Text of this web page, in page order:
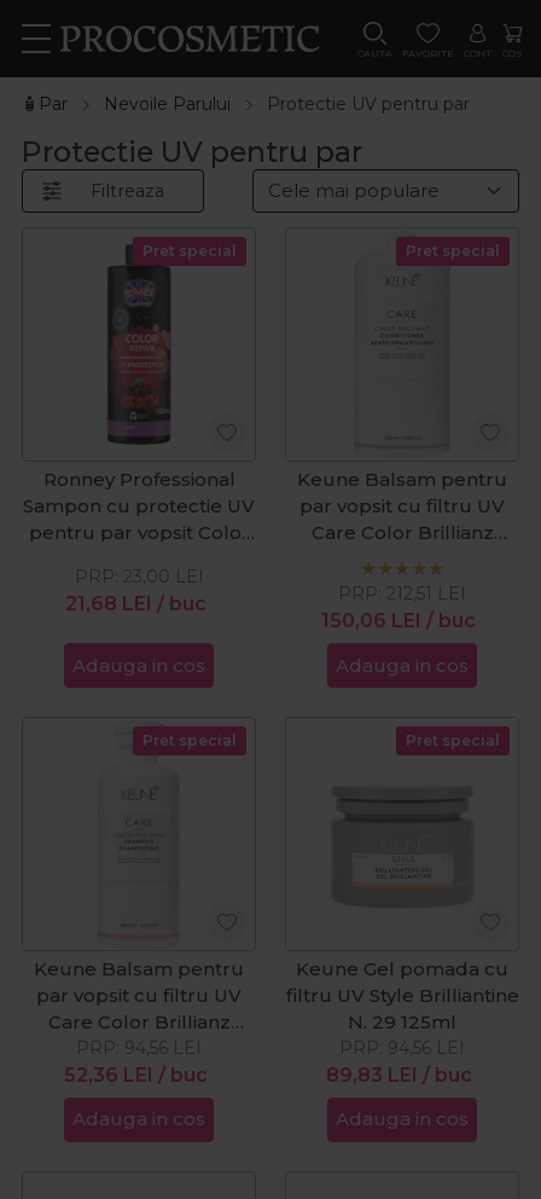
CAUTA FAVORITE CONT COS
🧴Par Nevoile Parului Protectie UV pentru par
Protectie UV pentru par
Filtreaza
Pret special
Ronney Professional
Sampon cu protectie UV
pentru par vopsit Color
21,68 LEI / buc
PRP: 23,00 LEI
Adauga in cos
Pret special
Keune Balsam pentru
par vopsit cu filtru UV
Care Color Brillianz
1000ml
150,06 LEI / buc
PRP: 212,51 LEI
Adauga in cos
Pret special
Keune Balsam pentru
par vopsit cu filtru UV
Care Color Brillianz
250ml
52,36 LEI / buc
PRP: 94,56 LEI
Adauga in cos
Pret special
Keune Gel pomada cu
filtru UV Style Brilliantine
N. 29 125ml
89,83 LEI / buc
PRP: 94,56 LEI
Adauga in cos